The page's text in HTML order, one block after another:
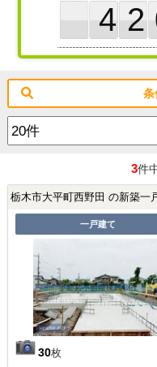
条
3件
栃木市大平町西野田 の新築一
一戸建て
30枚